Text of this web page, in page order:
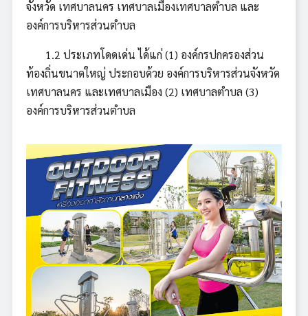
จังหวัด เทศบาลนคร เทศบาลเมืองเทศบาลตำบล และ
องค์การบริหารส่วนตำบล
1.2 ประเภทโดดเด่น ได้แก่ (1) องค์กรปกครองส่วน
ท้องถิ่นขนาดใหญ่ ประกอบด้วย องค์การบริหารส่วนจังหวัด
เทศบาลนคร และเทศบาลเมือง (2) เทศบาลตำบล (3)
องค์การบริหารส่วนตำบล